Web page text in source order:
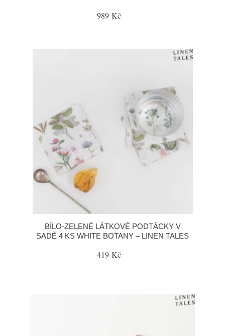
989 Kč
BÍLO-ZELENÉ LÁTKOVÉ PODTÁCKY V
SADĚ 4 KS WHITE BOTANY – LINEN TALES
419 Kč